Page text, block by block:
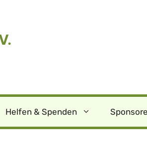
Helfen & Spenden